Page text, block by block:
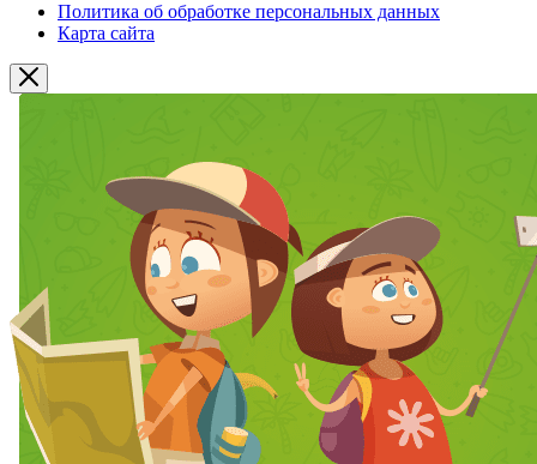
Политика об обработке персональных данных
Карта сайта